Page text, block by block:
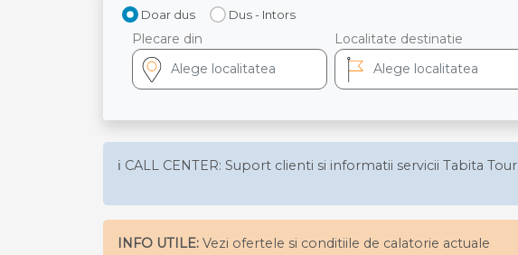
Doar dus Dus - Intors
Plecare din Localitate destinatie
ℹ️ CALL CENTER: Suport clienti si informatii servicii Tabita Tour
INFO UTILE: Vezi ofertele si conditiile de calatorie actuale